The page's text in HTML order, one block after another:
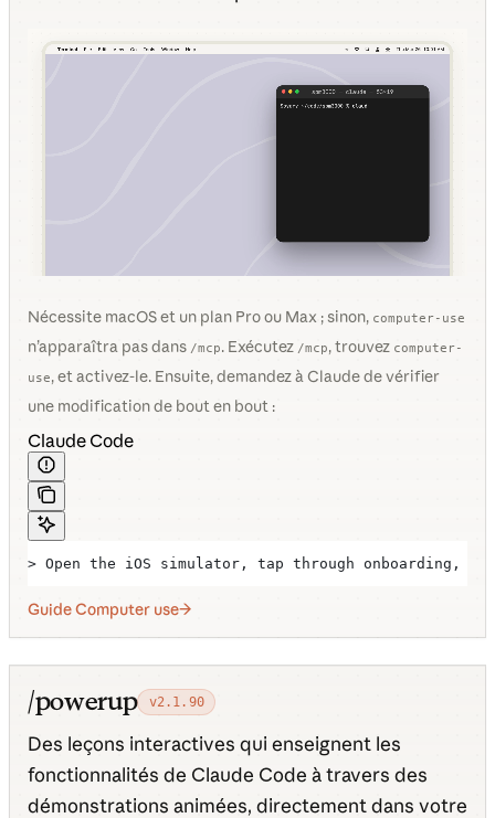
Nécessite macOS et un plan Pro ou Max ; sinon, computer-use
n’apparaîtra pas dans /mcp. Exécutez /mcp, trouvez computer-
use, et activez-le. Ensuite, demandez à Claude de vérifier
une modification de bout en bout :
Claude Code
> Open the iOS simulator, tap through onboarding,
Guide Computer use
/powerup v2.1.90
Des leçons interactives qui enseignent les
fonctionnalités de Claude Code à travers des
démonstrations animées, directement dans votre